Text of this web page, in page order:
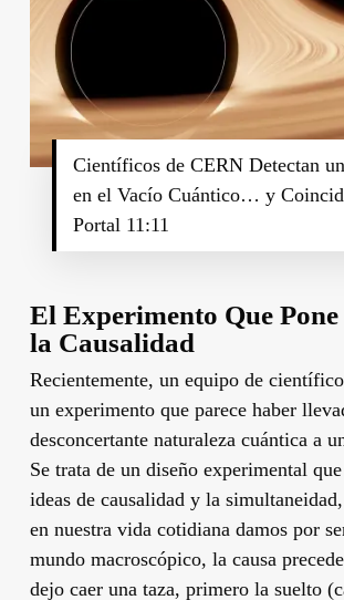
Científicos de CERN Detectan
en el Vacío Cuántico… y
Portal 11:11
El Experimento Que Pone
la Causalidad
Recientemente, un equipo de
un experimento que parece haber
desconcertante naturaleza cuántica a
Se trata de un diseño experimental
ideas de causalidad y la
en nuestra vida cotidiana damos por
mundo macroscópico, la causa
dejo caer una taza, primero la suelto